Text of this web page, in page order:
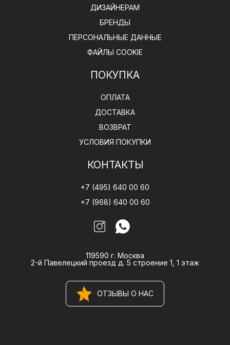
ДИЗАЙНЕРАМ
БРЕНДЫ
ПЕРСОНАЛЬНЫЕ ДАННЫЕ
ФАЙЛЫ COOKIE
ПОКУПКА
ОПЛАТА
ДОСТАВКА
ВОЗВРАТ
УСЛОВИЯ ПОКУПКИ
КОНТАКТЫ
+7 (495) 640 00 60
+7 (968) 640 00 60
119590 г. Москва
2-й Павелецкий проезд д. 5 строение 1, 1 этаж
ОТЗЫВЫ О НАС